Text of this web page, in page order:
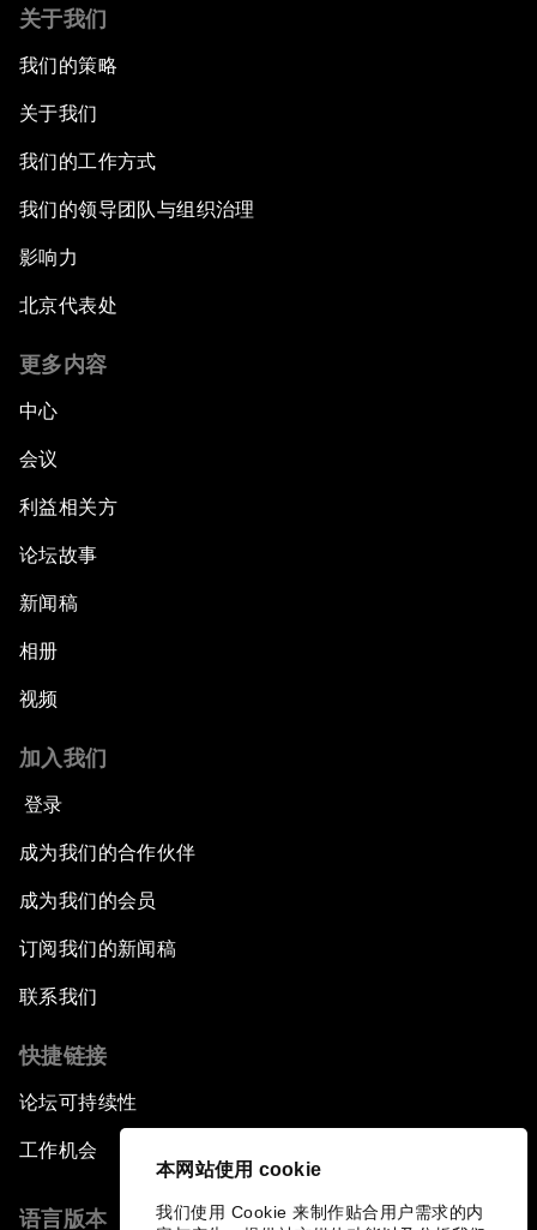
本网站使用 cookie
我们使用 Cookie 来制作贴合用户需求的内
关于我们
我们的策略
关于我们
我们的工作方式
我们的领导团队与组织治理
影响力
北京代表处
更多内容
中心
会议
利益相关方
论坛故事
新闻稿
相册
视频
加入我们
登录
成为我们的合作伙伴
成为我们的会员
订阅我们的新闻稿
联系我们
快捷链接
论坛可持续性
工作机会
语言版本